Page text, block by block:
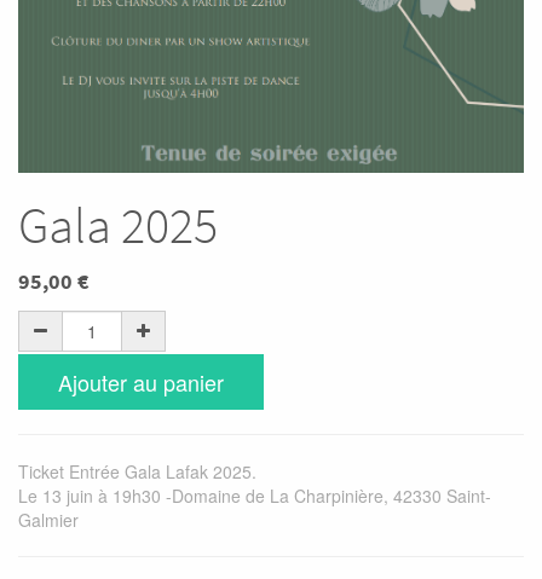
Gala 2025
95,00 €
Ajouter au panier
Ticket Entrée Gala Lafak 2025.
Le 13 juin à 19h30 -Domaine de La Charpinière, 42330 Saint-
Galmier